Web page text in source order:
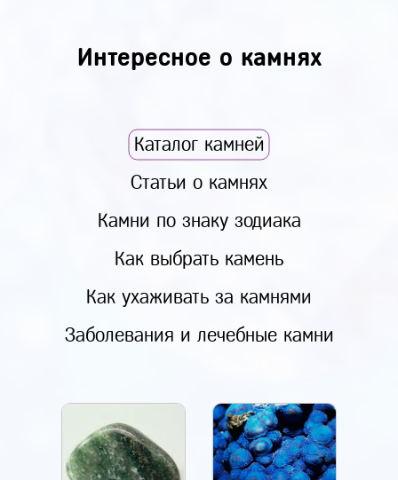
Интересное о камнях
Каталог камней
Статьи о камнях
Камни по знаку зодиака
Как выбрать камень
Как ухаживать за камнями
Заболевания и лечебные камни